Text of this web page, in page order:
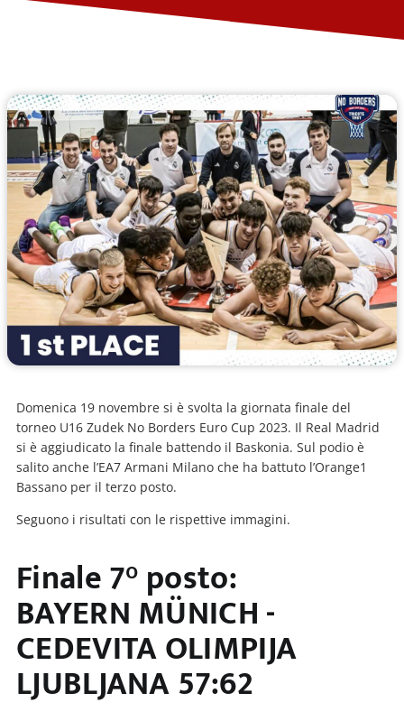
Domenica 19 novembre si è svolta la giornata finale del
torneo U16 Zudek No Borders Euro Cup 2023. Il Real Madrid
si è aggiudicato la finale battendo il Baskonia. Sul podio è
salito anche l’EA7 Armani Milano che ha battuto l’Orange1
Bassano per il terzo posto.
Seguono i risultati con le rispettive immagini.
Finale 7° posto:
BAYERN MÜNICH -
CEDEVITA OLIMPIJA
LJUBLJANA 57:62